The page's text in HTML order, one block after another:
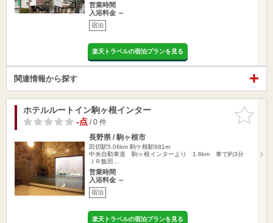
営業時間
入浴料金 ～
宿泊
楽天トラベルの宿泊プランを見る
関連情報から探す
お気に入
りに追加
ホテルルートイン駒ヶ根インター
-点/ 0 件
長野県 / 駒ヶ根市
田切駅5.06km 駒ケ根駅881m
中央自動車道 駒ヶ根インターより 1.6km 車で約3分
ＪＲ飯田…
営業時間
入浴料金 ～
宿泊
楽天トラベルの宿泊プランを見る